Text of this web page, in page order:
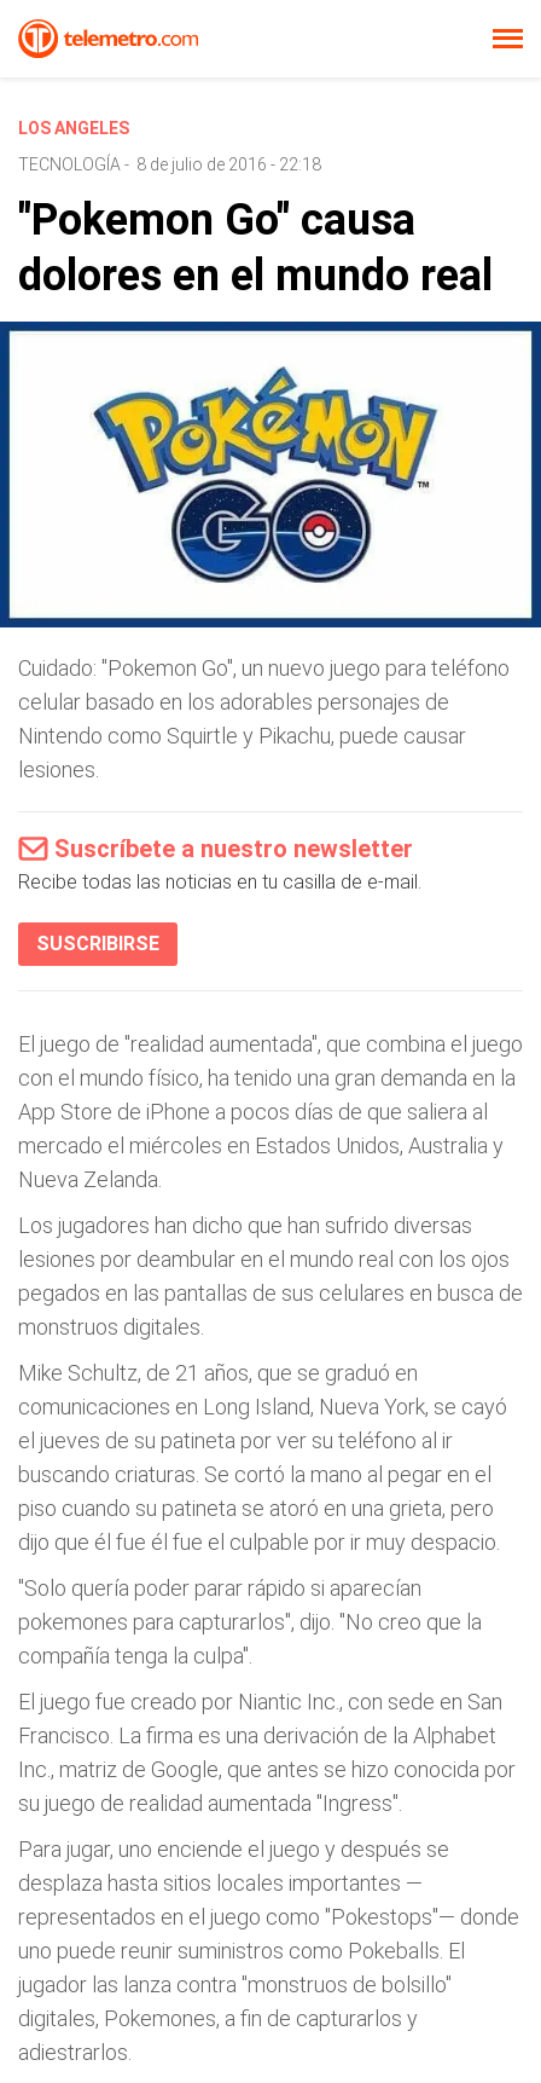
LOS ANGELES
TECNOLOGÍA - 8 de julio de 2016 - 22:18
"Pokemon Go" causa
dolores en el mundo real
Cuidado: "Pokemon Go", un nuevo juego para teléfono
celular basado en los adorables personajes de
Nintendo como Squirtle y Pikachu, puede causar
lesiones.
Suscríbete a nuestro newsletter
Recibe todas las noticias en tu casilla de e-mail.
SUSCRIBIRSE
El juego de "realidad aumentada", que combina el juego
con el mundo físico, ha tenido una gran demanda en la
App Store de iPhone a pocos días de que saliera al
mercado el miércoles en Estados Unidos, Australia y
Nueva Zelanda.
Los jugadores han dicho que han sufrido diversas
lesiones por deambular en el mundo real con los ojos
pegados en las pantallas de sus celulares en busca de
monstruos digitales.
Mike Schultz, de 21 años, que se graduó en
comunicaciones en Long Island, Nueva York, se cayó
el jueves de su patineta por ver su teléfono al ir
buscando criaturas. Se cortó la mano al pegar en el
piso cuando su patineta se atoró en una grieta, pero
dijo que él fue él fue el culpable por ir muy despacio.
"Solo quería poder parar rápido si aparecían
pokemones para capturarlos", dijo. "No creo que la
compañía tenga la culpa".
El juego fue creado por Niantic Inc., con sede en San
Francisco. La firma es una derivación de la Alphabet
Inc., matriz de Google, que antes se hizo conocida por
su juego de realidad aumentada "Ingress".
Para jugar, uno enciende el juego y después se
desplaza hasta sitios locales importantes —
representados en el juego como "Pokestops"— donde
uno puede reunir suministros como Pokeballs. El
jugador las lanza contra "monstruos de bolsillo"
digitales, Pokemones, a fin de capturarlos y
adiestrarlos.